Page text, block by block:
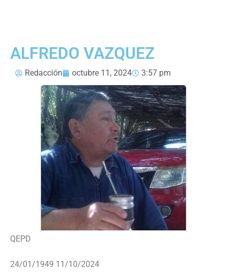
ALFREDO VAZQUEZ
Redacción octubre 11, 2024 3:57 pm
QEPD
24/01/1949 11/10/2024